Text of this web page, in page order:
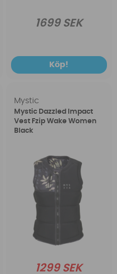
1699 SEK
Köp!
Mystic
Mystic Dazzled Impact
Vest Fzip Wake Women
Black
1299 SEK